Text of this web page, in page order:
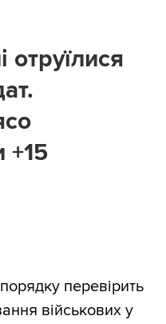
отруїлися
+15
перевірить
військових у